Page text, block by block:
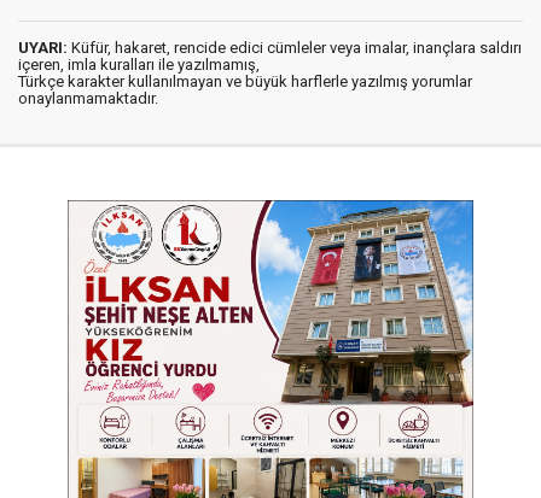
UYARI: Küfür, hakaret, rencide edici cümleler veya imalar, inançlara saldırı
içeren, imla kuralları ile yazılmamış,
Türkçe karakter kullanılmayan ve büyük harflerle yazılmış yorumlar
onaylanmamaktadır.